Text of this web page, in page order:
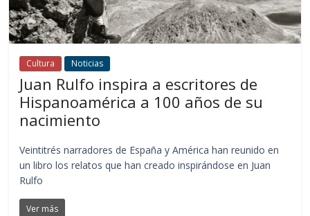
Cultura Noticias
Juan Rulfo inspira a escritores de
Hispanoamérica a 100 años de su
nacimiento
Veintitrés narradores de España y América han reunido en
un libro los relatos que han creado inspirándose en Juan
Rulfo
Ver más